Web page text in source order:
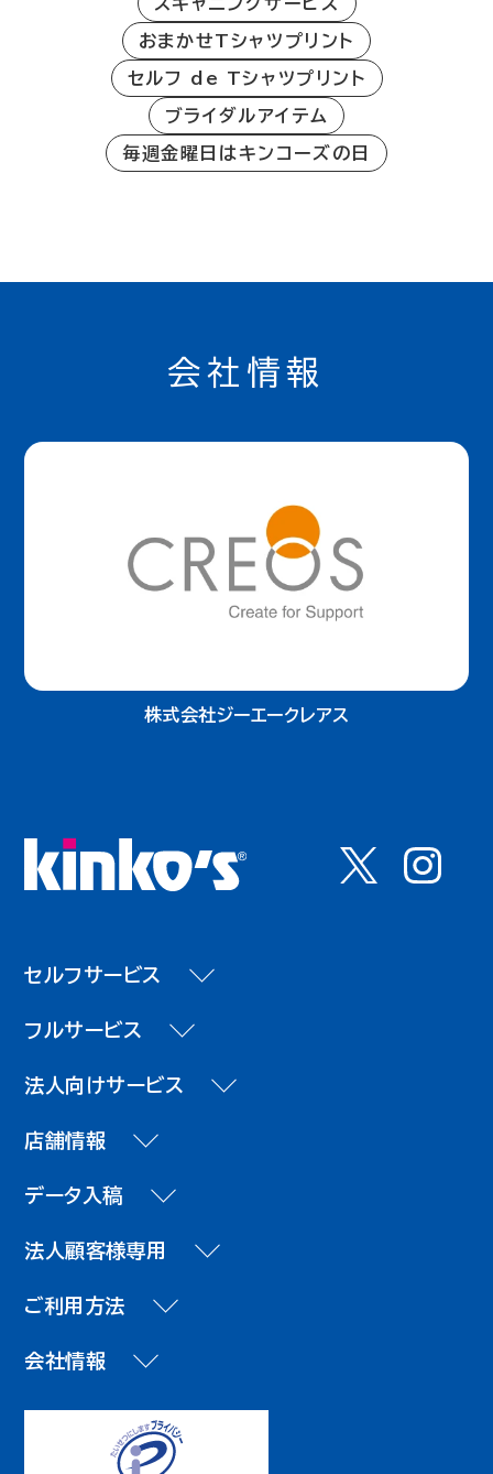
おまかせTシャツプリント
セルフ de Tシャツプリント
ブライダルアイテム
毎週金曜日はキンコーズの日
会社情報
株式会社ジーエークレアス
セルフサービス
フルサービス
法人向けサービス
店舗情報
データ入稿
法人顧客様専用
ご利用方法
会社情報